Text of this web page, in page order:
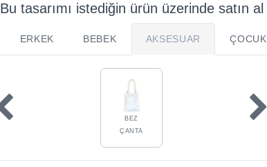
Bu tasarımı istediğin ürün üzerinde satın al
ERKEK BEBEK AKSESUAR ÇOCUK
BEZ
ÇANTA